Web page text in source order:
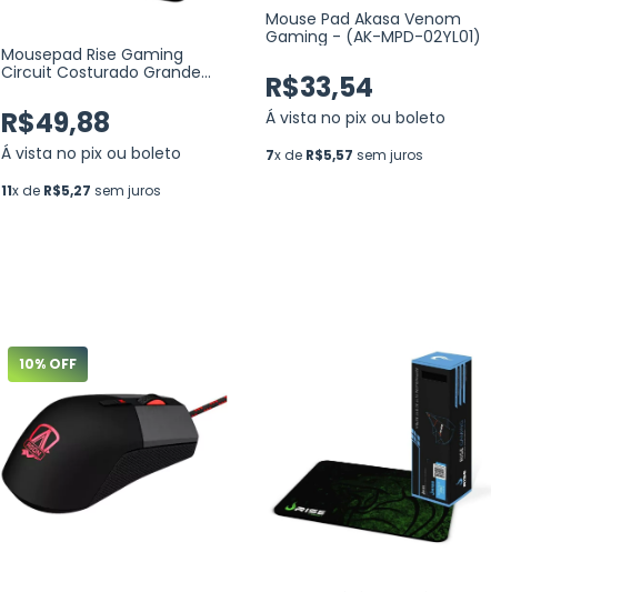
Mousepad Rise Gaming
Circuit Costurado Grande
R$49,88
Á vista no pix ou boleto
11x de R$5,27 sem juros
Mouse Pad Akasa Venom
Gaming - (AK-MPD-02YL01)
R$33,54
Á vista no pix ou boleto
7x de R$5,57 sem juros
10% OFF